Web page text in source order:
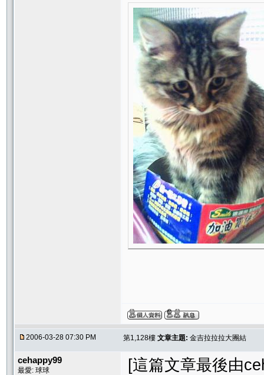
2006-03-28 07:30 PM 第1,128樓 文章主題: 金吉拉拉拉大團結
cehappy99
最愛: 球球 [這篇文章最後由